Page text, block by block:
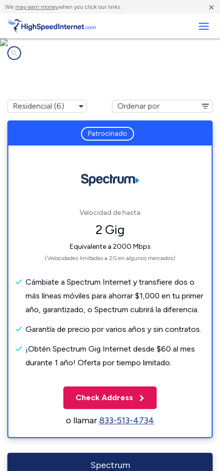
We may earn moneywhen you click our links. ×
Patrocinado
Velocidad de hasta
2 Gig
Equivalente a 2000 Mbps
(Velocidades limitadas a 2G en algunos mercados)
Cámbiate a Spectrum Internet y transfiere dos o
más líneas móviles para ahorrar $1,000 en tu primer
año, garantizado, o Spectrum cubrirá la diferencia.
Garantía de precio por varios años y sin contratos.
¡Obtén Spectrum Gig Internet desde $60 al mes
durante 1 año! Oferta por tiempo limitado.
Check Address
o llamar833-513-4734
Spectrum